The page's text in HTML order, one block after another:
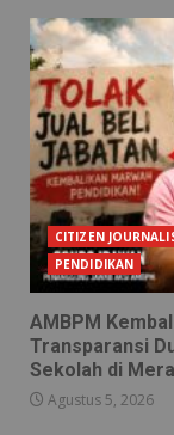
CITIZEN
PENDIDIKAN
AMBPM
Transparansi
Sekolah di
Agustus 5, 2026